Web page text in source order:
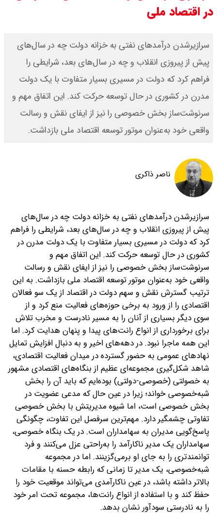
مرداد ۱۴۰۵ / هر دینار چند؟ + جدول
قیمت دلار توافقی امروز دوشنبه ۱۹
مرداد ۱۴۰۵ اعلام شد/ دلار در قله
قیمت طلا و سکه امروز دوشنبه ۱۹
+ جدول
در اقتصاد ملی
سرازیرشدن درآمدهای نفتی به خزانه دولت چه در سال‌های
پیش از پیروزی انقلاب و چه در سال‌های بعد، شرایطی را
فراهم کرد که دولت در مسیری بسیار متفاوت با یک دولت
مدرن در کشوری در حال توسعه حرکت کند. این اتفاق مهم و
سرنوشت‌ساز بخش خصوصی را نیز از ایفای نقش و رسالت
واقعی خود به‌عنوان موتور توسعه اقتصاد ملی بازداشت.
ناصر ذاکری
سرازیرشدن درآمدهای نفتی به خزانه دولت چه در سال‌های
پیش از پیروزی انقلاب و چه در سال‌های بعد، شرایطی را فراهم
کرد که دولت در مسیری بسیار متفاوت با یک دولت مدرن در
کشوری در حال توسعه حرکت کند. این اتفاق مهم و
سرنوشت‌ساز بخش خصوصی را نیز از ایفای نقش و رسالت
واقعی خود به‌عنوان موتور توسعه اقتصاد ملی بازداشت. به این‌
ترتیب گسترش نقش و سهم دولت در اقتصاد از یک‌ سو فعالان
اقتصادی را از ورود به برخی حوزه‌های فعالیت منع کرد و از
سوی دیگر بسیاری از آنان را به مسیر نادرست و مخرب تلاش
برای برخورداری از انواع رانت‌های پیدا و پنهان هدایت کرد. اما
این همه ماجرا نبود. در دهه‌های اخیر و به‌ دنبال افزایش تمایل
نهادهای عمومی به حضور گسترده در میدان فعالیت اقتصادی،
شاهد شکل‌گیری مجموعه‌ای عظیم از بنگاه‌های اقتصادی مشهور
به خصولتی‌ (خصوصی-دولتی) بوده‌ایم که باید آن را بخش
شبه‌خصوصی خواند؛ زیرا در عین ‌حال که مدعی عضویت در
بخش خصوصی است، اما شیوه مدیریتش با بخش خصوصی
تفاوتی چشمگیر دارد. مهم‌ترین سرفصل این تفاوت، چگونگی
پاسخ‌گویی مدیران به سهامداران است. در یک بنگاه خصوصی،
سهامداران یک مدیر ناکارآمد را به‌راحتی عزل می‌کنند و فرد
توانمندتری را به جای او برمی‌گزینند. اما در مجموعه
شبه‌خصوصی، یک مدیر تا زمانی که رابطه حسنه با مقامات
بالاتر داشته‌ باشد، در عین ناکارآمدی می‌تواند موقعیت خود را
حفظ کند و با استفاده از انواع رانت‌ها، مجموعه تحت امر خود
را به نادرستی سودآور نشان بدهد.